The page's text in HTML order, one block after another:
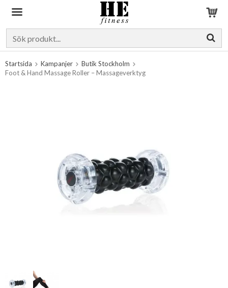
Startsida Kampanjer
Butik Stockholm
Foot & Hand Massage Roller – Massageverktyg